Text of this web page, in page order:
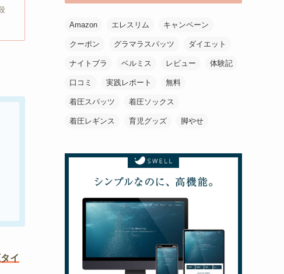
イ
Amazon エレスリム キャンペーン
クーポン グラマラスパッツ ダイエット
ナイトブラ ベルミス レビュー 体験記
口コミ 実践レポート 無料
着圧スパッツ 着圧ソックス
着圧レギンス 育児グッズ 脚やせ